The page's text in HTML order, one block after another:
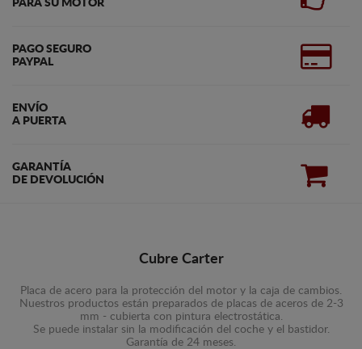
PARA SU MOTOR
PAGO SEGURO
PAYPAL
ENVÍO
A PUERTA
GARANTÍA
DE DEVOLUCIÓN
Cubre Carter
Placa de acero para la protección del motor y la caja de cambios.
Nuestros productos están preparados de placas de aceros de 2-3
mm - cubierta con pintura electrostática.
Se puede instalar sin la modificación del coche y el bastidor.
Garantía de 24 meses.